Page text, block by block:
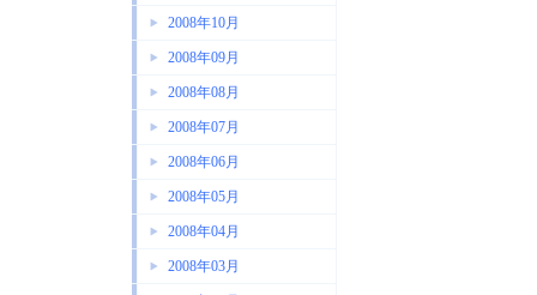
2008年10月
2008年09月
2008年08月
2008年07月
2008年06月
2008年05月
2008年04月
2008年03月